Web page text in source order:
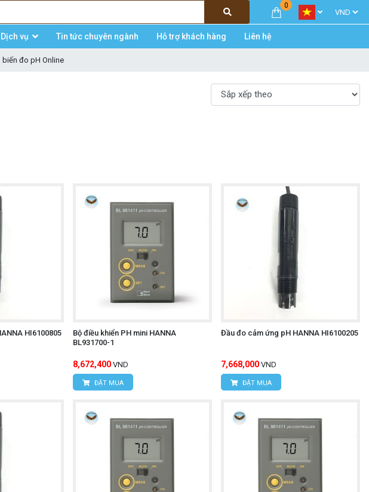
0
Dịch vụ Tin tức chuyên ngành Hỗ trợ khách hàng Liên hệ
biến đo pH Online
HI6100805
Bộ điều khiển PH mini HANNA
BL931700-1
8,672,400 VND
ĐẶT MUA
Đầu đo cảm ứng pH HANNA HI6100205
7,668,000 VND
ĐẶT MUA